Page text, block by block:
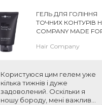
ГЕЛЬ ДЛЯ ГОЛІННЯ
ТОЧНИХ КОНТУРІВ
COMPANY MADE
SHAVING GEL
Hair Company
Користуюся цим гелем уже
кілька тижнів і дуже
задоволений. Оскільки я
ношу бороду, мені важливо